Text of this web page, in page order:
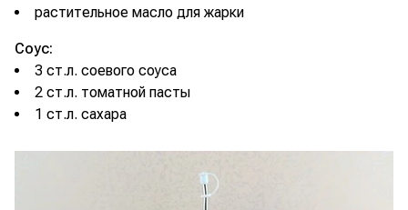
растительное масло для жарки
Соус:
3 ст.л. соевого соуса
2 ст.л. томатной пасты
1 ст.л. сахара